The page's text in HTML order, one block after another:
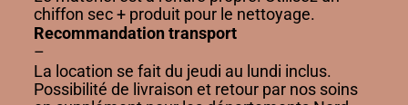
chiffon sec + produit pour le nettoyage.
Recommandation transport
–
La location se fait du jeudi au lundi inclus.
Possibilité de livraison et retour par nos soins